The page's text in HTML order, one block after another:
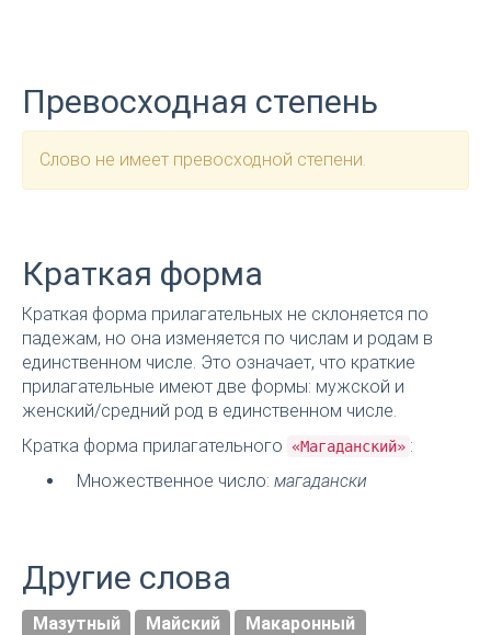
Превосходная степень
Слово не имеет превосходной степени.
Краткая форма
Краткая форма прилагательных не склоняется по
падежам, но она изменяется по числам и родам в
единственном числе. Это означает, что краткие
прилагательные имеют две формы: мужской и
женский/средний род в единственном числе.
Кратка форма прилагательного
«Магаданский» :
Множественное число: магадански
Другие слова
Мазутный Майский Макаронный